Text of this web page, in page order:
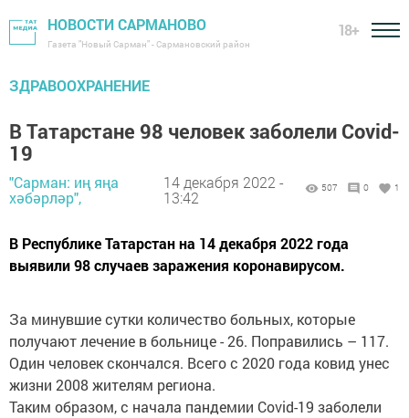
НОВОСТИ САРМАНОВО
Газета "Новый Сарман" - Сармановский район
18+
ЗДРАВООХРАНЕНИЕ
В Татарстане 98 человек заболели Covid-
19
"Сарман: иң яңа
хәбәрләр",
14 декабря 2022 -
13:42
507 0 1
В Республике Татарстан на 14 декабря 2022 года
выявили 98 случаев заражения коронавирусом.
За минувшие сутки количество больных, которые
получают лечение в больнице - 26. Поправились – 117.
Один человек скончался. Всего с 2020 года ковид унес
жизни 2008 жителям региона.
Таким образом, с начала пандемии Covid-19 заболели